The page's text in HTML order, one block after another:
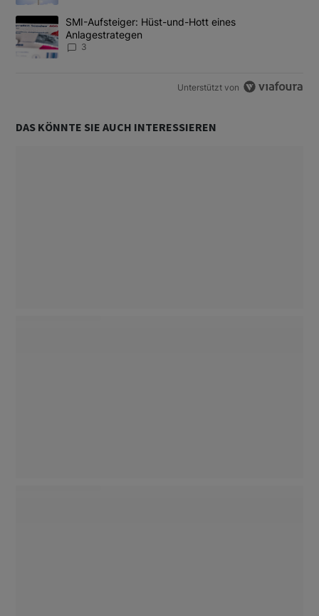
Ein Trendartikel mit dem Titel "SMI-Aufsteiger: Hüst-und-Hott
SMI-Aufsteiger: Hüst-und-Hott eines
Anlagestrategen
3
Unterstützt von
DAS KÖNNTE SIE AUCH INTERESSIEREN